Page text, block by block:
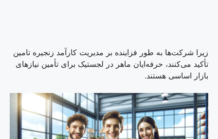
زیرا شرکت‌ها به طور فزاینده بر مدیریت کارآمد زنجیره تامین
تأکید می‌کنند، حرفه‌ایان ماهر در لجستیک برای تأمین نیازهای
بازار اساسی هستند.